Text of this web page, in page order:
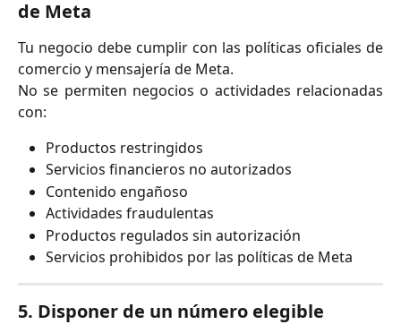
de Meta
Tu negocio debe cumplir con las políticas oficiales de
comercio y mensajería de Meta.
No se permiten negocios o actividades relacionadas
con:
Productos restringidos
Servicios financieros no autorizados
Contenido engañoso
Actividades fraudulentas
Productos regulados sin autorización
Servicios prohibidos por las políticas de Meta
5. Disponer de un número elegible